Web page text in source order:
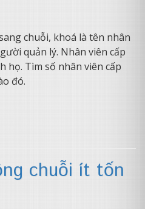
chuỗi, khoá là tên nhân
quản lý. Nhân viên cấp
họ. Tìm số nhân viên cấp
đó.
chuỗi ít tốn